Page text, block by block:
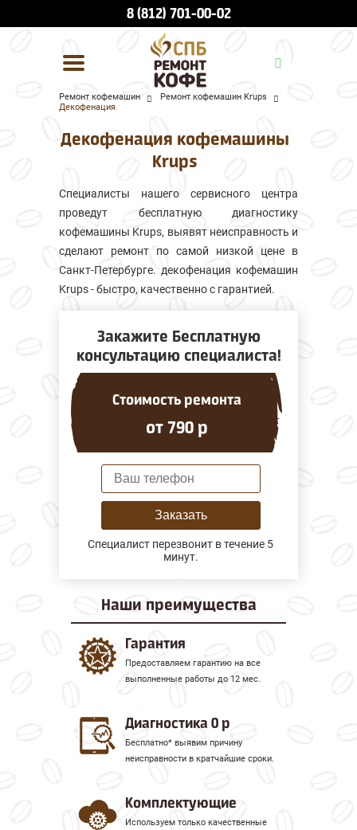
УСЛУГИ И ЦЕНЫ
О КОМПАНИИ
8 (812) 701-00-02
Ремонт кофемашин
Ремонт кофемашин Krups
Декофенация
Декофенация кофемашины
Krups
Специалисты нашего сервисного центра
проведут бесплатную диагностику
кофемашины Krups, выявят неисправность и
сделают ремонт по самой низкой цене в
Санкт-Петербурге. декофенация кофемашин
Krups - быстро, качественно с гарантией.
Закажите Бесплатную
консультацию специалиста!
Стоимость ремонта
от 790 р
Заказать
Специалист перезвонит в течение 5
минут.
Наши преимущества
Гарантия
Предоставляем гарантию на все
выполненные работы до 12 мес.
Диагностика 0 р
Бесплатно* выявим причину
неисправности в кратчайшие сроки.
Комплектующие
Используем только качественные